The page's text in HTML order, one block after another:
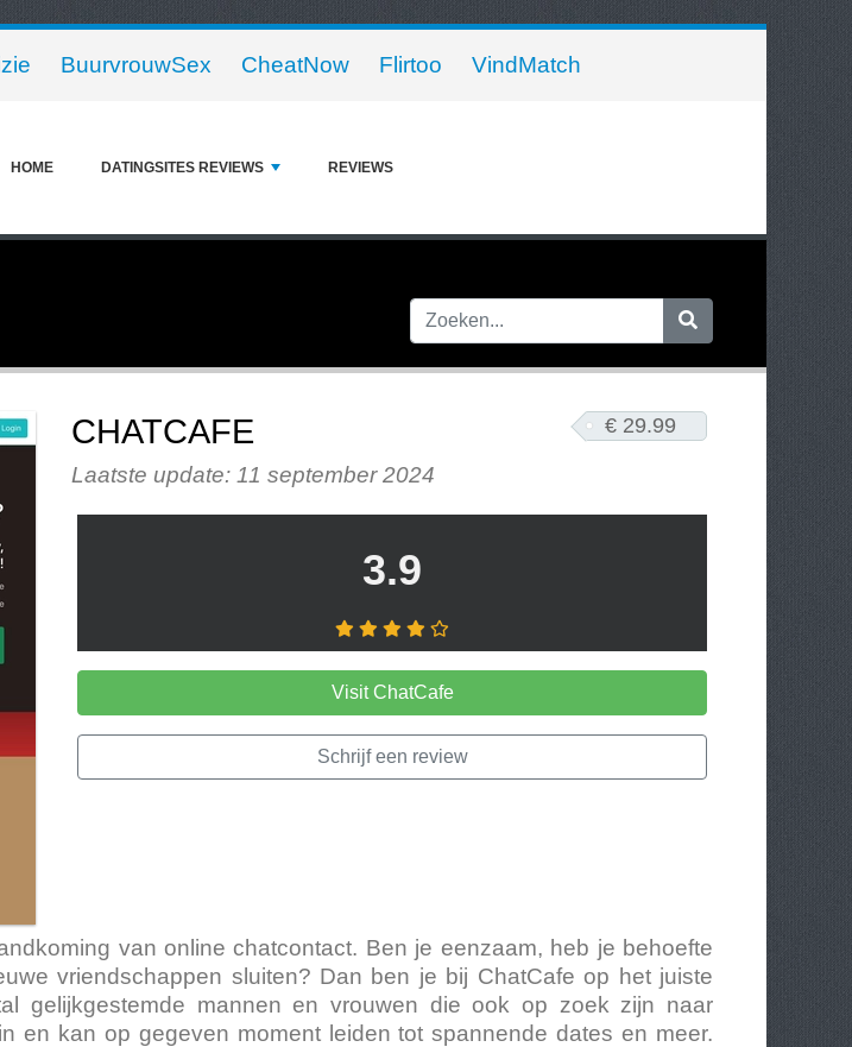
BuurvrouwSex CheatNow Flirtoo VindMatch
HOME DATINGSITES REVIEWS REVIEWS
€ 29.99
CHATCAFE
Laatste update: 11 september 2024
3.9
Visit ChatCafe
Schrijf een review
van online chatcontact. Ben je eenzaam, heb je behoefte
vriendschappen sluiten? Dan ben je bij ChatCafe op het juiste
gelijkgestemde mannen en vrouwen die ook op zoek zijn naar
en kan op gegeven moment leiden tot spannende dates en meer.